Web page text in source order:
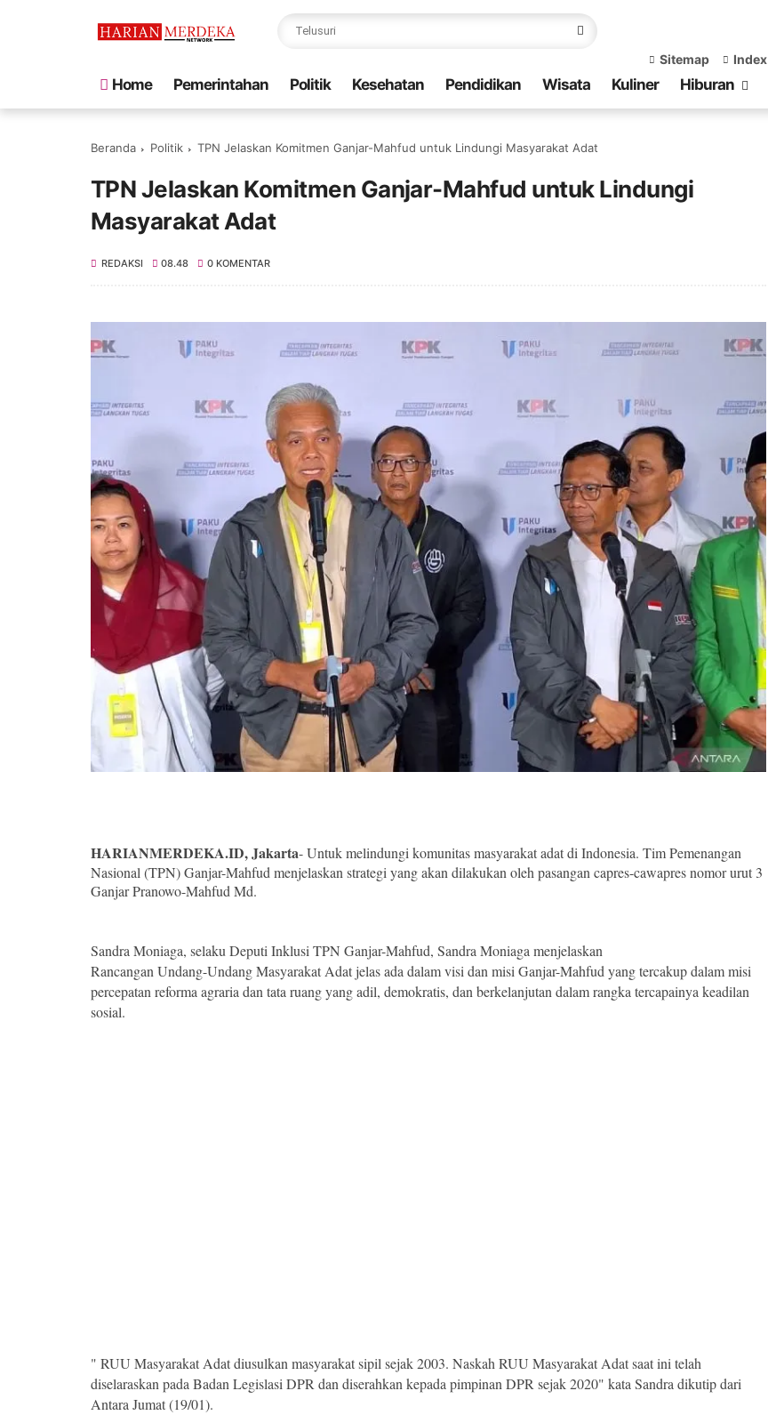
Sitemap Index
Home Pemerintahan Politik Kesehatan Pendidikan Wisata Kuliner Hiburan
Beranda Politik TPN Jelaskan Komitmen Ganjar-Mahfud untuk Lindungi Masyarakat Adat
TPN Jelaskan Komitmen Ganjar-Mahfud untuk Lindungi
Masyarakat Adat
REDAKSI 08.48 0 KOMENTAR
HARIANMERDEKA.ID, Jakarta- Untuk melindungi komunitas masyarakat adat di Indonesia. Tim Pemenangan
Nasional (TPN) Ganjar-Mahfud menjelaskan strategi yang akan dilakukan oleh pasangan capres-cawapres nomor urut 3
Ganjar Pranowo-Mahfud Md.
Sandra Moniaga, selaku Deputi Inklusi TPN Ganjar-Mahfud, Sandra Moniaga menjelaskan
Rancangan Undang-Undang Masyarakat Adat jelas ada dalam visi dan misi Ganjar-Mahfud yang tercakup dalam misi
percepatan reforma agraria dan tata ruang yang adil, demokratis, dan berkelanjutan dalam rangka tercapainya keadilan
sosial.
" RUU Masyarakat Adat diusulkan masyarakat sipil sejak 2003. Naskah RUU Masyarakat Adat saat ini telah
diselaraskan pada Badan Legislasi DPR dan diserahkan kepada pimpinan DPR sejak 2020" kata Sandra dikutip dari
Antara Jumat (19/01).